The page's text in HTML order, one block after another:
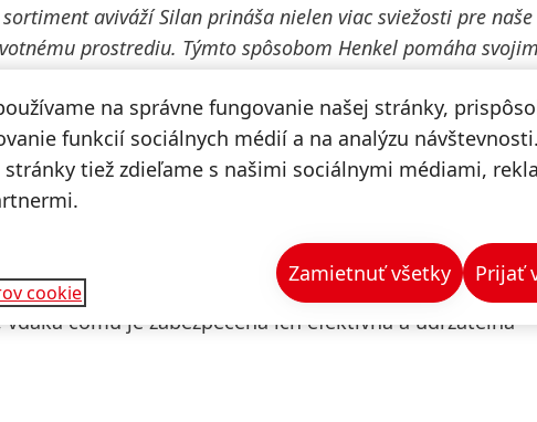
sortiment aviváží Silan prináša nielen viac sviežosti pre naše
prostrediu. Týmto spôsobom Henkel pomáha svojim
šancu urobiť niečo pre dobro našej planéty. Nové
krok k ekologickejšej budúcnosti.“
hebkej bielizne s výrobkami Silan, ktorých obaly
budú aviváže Silan v nových baleniach doypack
vrátane Českej republiky, Poľska, Maďarska,
(Estónsko, Litva a Lotyšsko), po ktorých príde na rad
aviváže Silan sa vyrábajú v jednom z našich
čomu je zabezpečená ich efektívna a udržateľná
na správne fungovanie našej stránky,
funkcií sociálnych médií a na analýzu
stránky tiež zdieľame s našimi sociálnymi médiami,
cookie
Zamietnuť všetky Prijať